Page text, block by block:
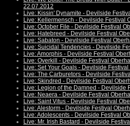
22.07.2012
Live: Kissin' Dynamite - Devilside
Live: Kellermensch - Devilside Festival
Live: October File - Devilside Festival
Live: Hatebreed - Devilside Festival
Live: Sabaton - Devilside Festival
Live: Suicidal Tendencies - Devilside
Live: Amorphis - Devilside Festival
Live: Overkill - Devilside Festival
Live: Set Your Goals - Devilside
Live: The Carburetors - Devilside
Live: Skindred - Devilside Festival
Live: Legion of the Damned - Devilside
Live: Neaera - Devilside Festival
Live: Saint Vitus - Devilside Festival
Live: Alestorm - Devilside Festival
Live: Adolescents - Devilside Festival
Live: Mr. Irish Bastard - Devilside